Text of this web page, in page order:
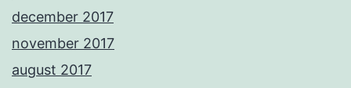
december 2017
november 2017
august 2017